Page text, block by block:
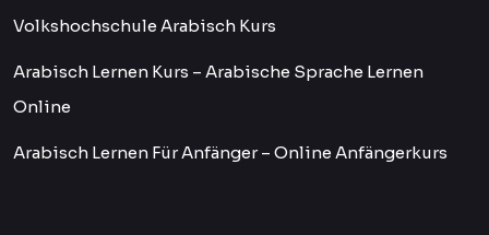
Volkshochschule Arabisch Kurs
Arabisch Lernen Kurs – Arabische Sprache Lernen
Online
Arabisch Lernen Für Anfänger – Online Anfängerkurs